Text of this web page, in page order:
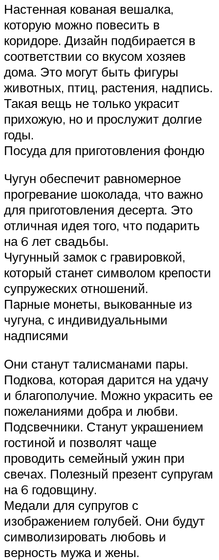
Настенная кованая вешалка,
которую можно повесить в
коридоре. Дизайн подбирается в
соответствии со вкусом хозяев
дома. Это могут быть фигуры
животных, птиц, растения, надпись.
Такая вещь не только украсит
прихожую, но и прослужит долгие
годы.
Посуда для приготовления фондю
Чугун обеспечит равномерное
прогревание шоколада, что важно
для приготовления десерта. Это
отличная идея того, что подарить
на 6 лет свадьбы.
Чугунный замок с гравировкой,
который станет символом крепости
супружеских отношений.
Парные монеты, выкованные из
чугуна, с индивидуальными
надписями
Они станут талисманами пары.
Подкова, которая дарится на удачу
и благополучие. Можно украсить ее
пожеланиями добра и любви.
Подсвечники. Станут украшением
гостиной и позволят чаще
проводить семейный ужин при
свечах. Полезный презент супругам
на 6 годовщину.
Медали для супругов с
изображением голубей. Они будут
символизировать любовь и
верность мужа и жены.